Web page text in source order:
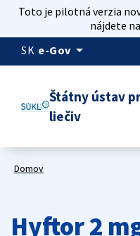
Toto je pilotná verzia
nájdete na
SK e-Gov arrow_drop_down
Štátny ústav
liečiv
Domov
Hyftor 2